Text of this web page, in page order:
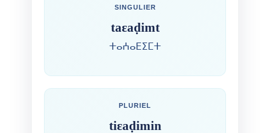
SINGULIER
taɛaḍimt
ⵜⴰⵄⴰⴹⵉⵎⵜ
PLURIEL
tiɛaḍimin